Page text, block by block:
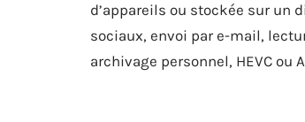
d’appareils ou stockée sur un
sociaux, envoi par e-mail,
archivage personnel, HEVC ou